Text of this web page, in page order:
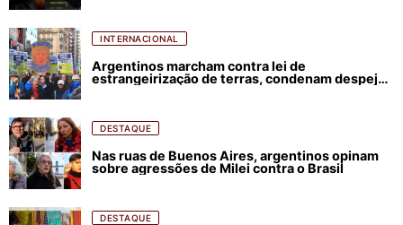
INTERNACIONAL
Argentinos marcham contra lei de
estrangeirização de terras, condenam despejos
DESTAQUE
Nas ruas de Buenos Aires, argentinos opinam
sobre agressões de Milei contra o Brasil
DESTAQUE